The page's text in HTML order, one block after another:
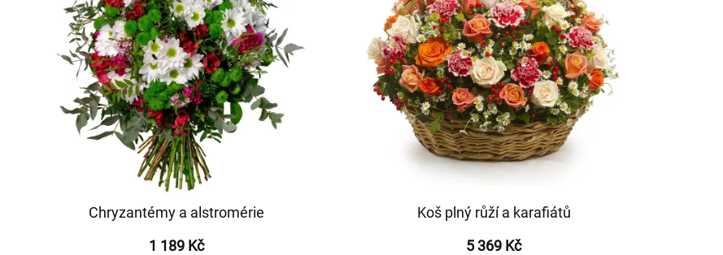
Chryzantémy a alstromérie
1 189 Kč
Koš plný růží a karafiátů
5 369 Kč